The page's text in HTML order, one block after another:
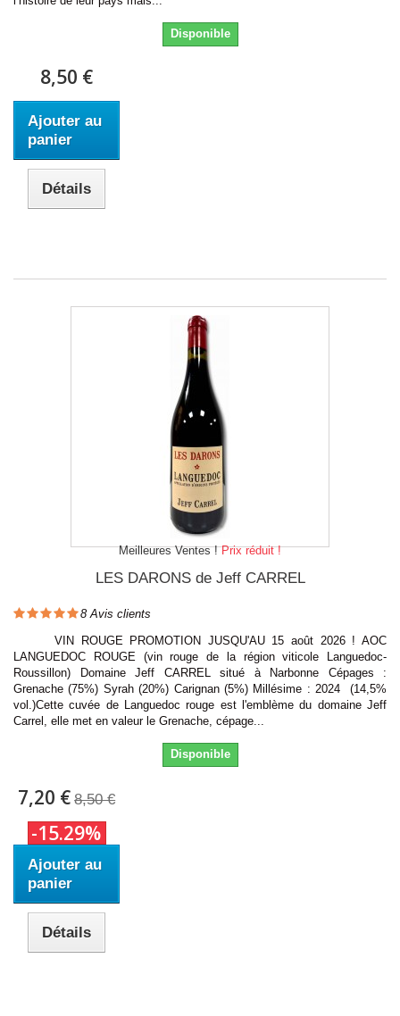
Disponible
8,50 €
Ajouter au
panier
Détails
Meilleures Ventes ! Prix réduit !
LES DARONS de Jeff CARREL
8 Avis clients
VIN ROUGE PROMOTION JUSQU'AU 15 août 2026 ! AOC
LANGUEDOC ROUGE (vin rouge de la région viticole Languedoc-
Roussillon) Domaine Jeff CARREL situé à Narbonne Cépages :
Grenache (75%) Syrah (20%) Carignan (5%) Millésime : 2024 (14,5%
vol.)Cette cuvée de Languedoc rouge est l'emblème du domaine Jeff
Carrel, elle met en valeur le Grenache, cépage...
Disponible
7,20 € 8,50 €
-15.29%
Ajouter au
panier
Détails